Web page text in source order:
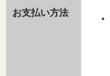
お支払い方法